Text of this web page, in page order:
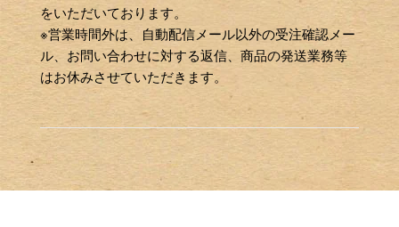
をいただいております。
※営業時間外は、自動配信メール以外の受注確認メー
ル、お問い合わせに対する返信、商品の発送業務等
はお休みさせていただきます。